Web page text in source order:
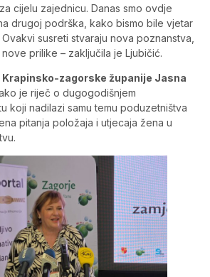
cijelu zajednicu. Danas smo ovdje
drugoj podrška, kako bismo bile vjetar
susreti stvaraju nova poznanstva,
prilike – zaključila je Ljubičić.
zagorske županije Jasna
je riječ o dugogodišnjem
koji nadilazi samu temu poduzetništva
pitanja položaja i utjecaja žena u